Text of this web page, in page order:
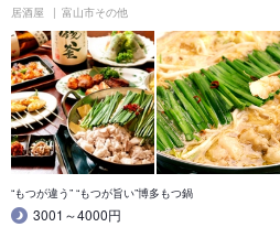
居酒屋 富山市その他
“もつが違う” “もつが旨い”博多もつ鍋
3001～4000円